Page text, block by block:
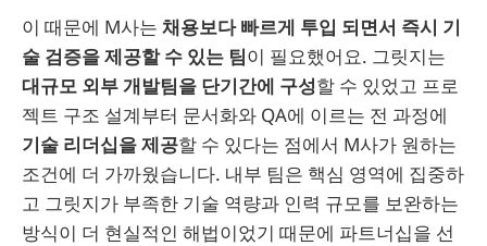
이 때문에 M사는 채용보다 빠르게 투입 되면서 즉시 기
술 검증을 제공할 수 있는 팀이 필요했어요. 그릿지는
대규모 외부 개발팀을 단기간에 구성할 수 있었고 프로
젝트 구조 설계부터 문서화와 QA에 이르는 전 과정에
기술 리더십을 제공할 수 있다는 점에서 M사가 원하는
조건에 더 가까웠습니다. 내부 팀은 핵심 영역에 집중하
고 그릿지가 부족한 기술 역량과 인력 규모를 보완하는
방식이 더 현실적인 해법이었기 때문에 파트너십을 선